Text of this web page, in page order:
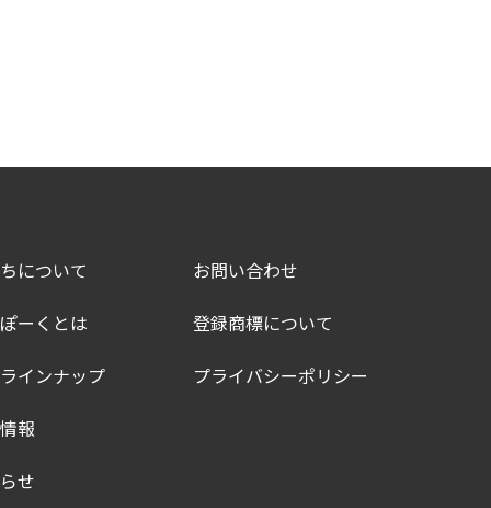
について
ーくとは
インナップ
報
せ
お問い合わせ
登録商標について
プライバシーポリシー